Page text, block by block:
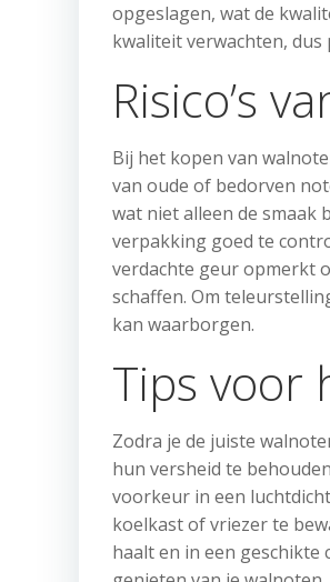
opgeslagen, wat de
kwaliteit verwachten,
Risico’s
Bij het kopen van
van oude of bedorven
wat niet alleen de smaak
verpakking goed te
verdachte geur opmerkt
schaffen. Om
kan waarborgen.
Tips voor
Zodra je de juiste
hun versheid te
voorkeur in een
koelkast of vriezer te
haalt en in een